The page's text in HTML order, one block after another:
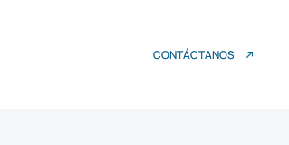
CONTÁCTANOS